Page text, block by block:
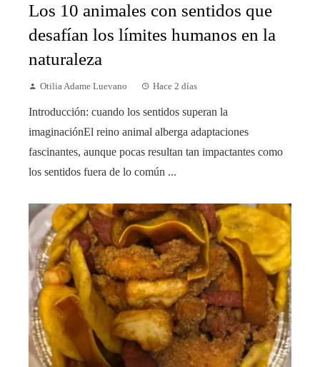
Los 10 animales con sentidos que
desafían los límites humanos en la
naturaleza
Otilia Adame Luevano Hace 2 días
Introducción: cuando los sentidos superan la
imaginaciónEl reino animal alberga adaptaciones
fascinantes, aunque pocas resultan tan impactantes como
los sentidos fuera de lo común ...